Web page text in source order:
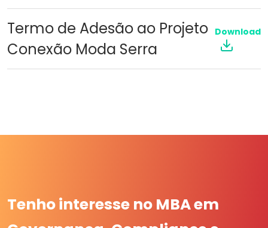
Termo de Adesão ao Projeto
Conexão Moda Serra
Download
Tenho interesse no MBA em